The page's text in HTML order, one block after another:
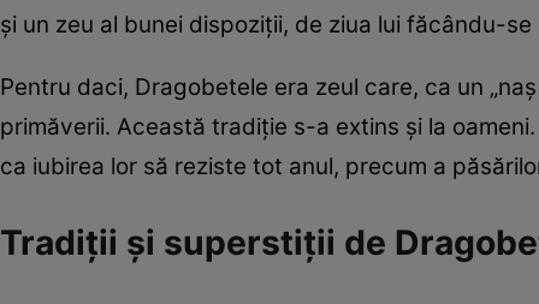
și un zeu al bunei dispoziții, de ziua lui făcându-
Pentru daci, Dragobetele era zeul care, ca un
primăverii. Această tradiție s-a extins și la
ca iubirea lor să reziste tot anul, precum a
Tradiții și superstiții de